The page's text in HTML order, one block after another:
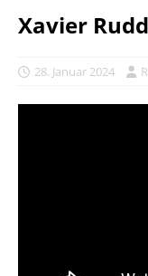
Xavier
28. Januar 2024